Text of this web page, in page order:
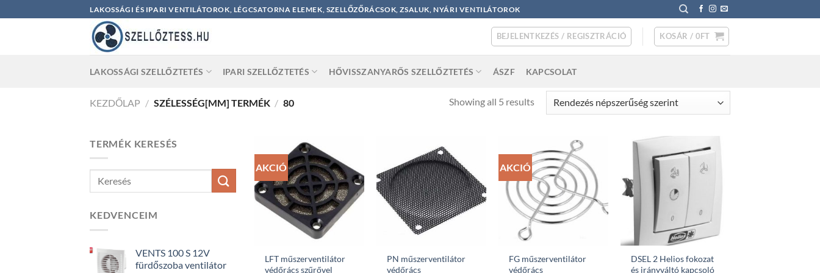
to
LAKOSSÁGI ÉS IPARI VENTILÁTOROK, LÉGCSATORNA ELEMEK, SZELLŐZŐRÁCSOK, ZSALUK, NYÁRI VENTILÁTOROK
BEJELENTKEZÉS / REGISZTRÁCIÓ KOSÁR / 0FT
LAKOSSÁGI SZELLŐZTETÉS IPARI SZELLŐZTETÉS HŐVISSZANYARŐS SZELLŐZTETÉS ÁSZF KAPCSOLAT
KEZDŐLAP / SZÉLESSÉG[MM] TERMÉK / 80 Showing all 5 resultsSorted
TERMÉK KERESÉS
KEDVENCEIM
VENTS 100 S 12V
fürdőszoba ventilátor
AKCIÓ
LFT műszerventilátor
védőrács szűrővel
PN műszerventilátor
védőrács
AKCIÓ
FG műszerventilátor
védőrács
DSEL 2 Helios fokozat
és irányváltó kapcsoló